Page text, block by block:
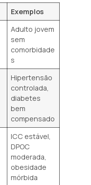
Exemplos
Adulto jovem
sem
comorbidade
s
Hipertensão
controlada,
diabetes
bem
compensado
ICC estável,
DPOC
moderada,
obesidade
mórbida